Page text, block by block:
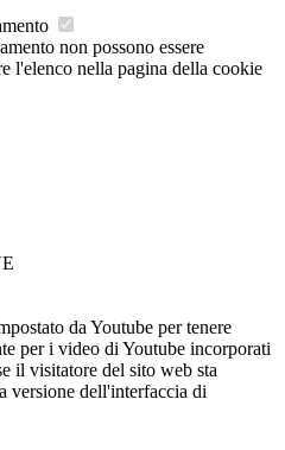
non possono essere
l'elenco nella pagina della cookie
da Youtube per tenere
per i video di Youtube incorporati
il visitatore del sito web sta
versione dell'interfaccia di